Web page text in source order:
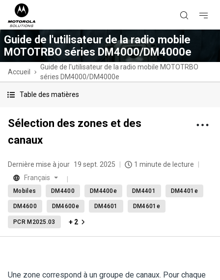
Guide de l'utilisateur de la radio mobile
MOTOTRBO séries DM4000/DM4000e
Accueil
Guide de l'utilisateur de la radio mobile MOTOTRBO
séries DM4000/DM4000e
Table des matières
Sélection des zones et des
canaux
Dernière mise à jour 19 sept. 2025
1 minute de lecture
Français
Mobiles DM4400 DM4400e DM4401 DM4401e
DM4600 DM4600e DM4601 DM4601e
PCR M2025.03 + 2
Une zone correspond à un groupe de canaux. Pour chaque